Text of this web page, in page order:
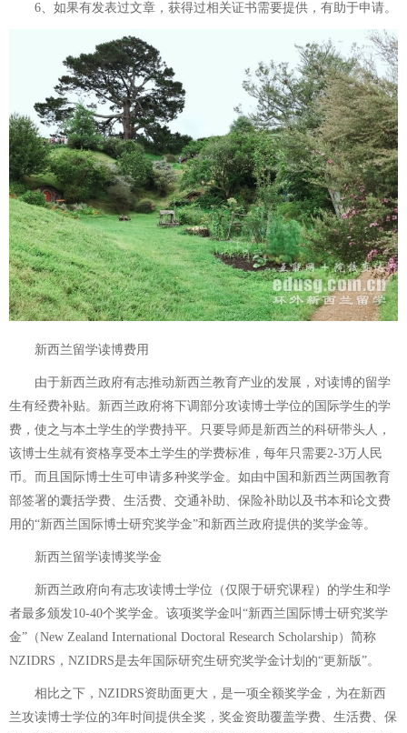
6、如果有发表过文章，获得过相关证书需要提供，有助于申请。
新西兰留学读博费用
由于新西兰政府有志推动新西兰教育产业的发展，对读博的留学
生有经费补贴。新西兰政府将下调部分攻读博士学位的国际学生的学
费，使之与本土学生的学费持平。只要导师是新西兰的科研带头人，
该博士生就有资格享受本土学生的学费标准，每年只需要2-3万人民
币。而且国际博士生可申请多种奖学金。如由中国和新西兰两国教育
部签署的囊括学费、生活费、交通补助、保险补助以及书本和论文费
用的“新西兰国际博士研究奖学金”和新西兰政府提供的奖学金等。
新西兰留学读博奖学金
新西兰政府向有志攻读博士学位（仅限于研究课程）的学生和学
者最多颁发10-40个奖学金。该项奖学金叫“新西兰国际博士研究奖学
金”（New Zealand International Doctoral Research Scholarship）简称
NZIDRS，NZIDRS是去年国际研究生研究奖学金计划的“更新版”。
相比之下，NZIDRS资助面更大，是一项全额奖学金，为在新西
兰攻读博士学位的3年时间提供全奖，奖金资助覆盖学费、生活费、保